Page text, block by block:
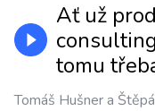
Ať už
tomu
Tomáš Hušner a